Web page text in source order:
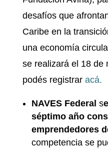
desafíos que
Caribe en la
una economía
se realizará el 18 de
podés registraracá.
NAVES Federal s
séptimo año
emprendedores
competencia se